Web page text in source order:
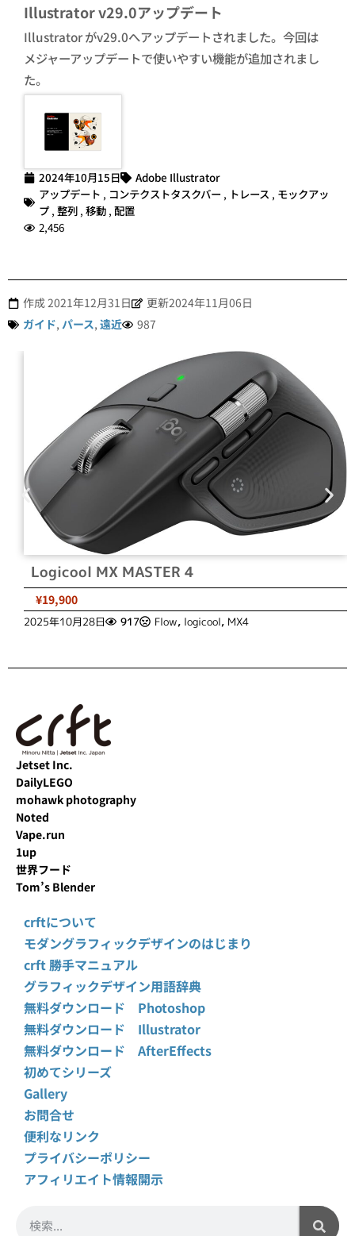
Illustrator v29.0アップデート
Illustrator がv29.0へアップデートされました。今回は
メジャーアップデートで使いやすい機能が追加されまし
た。
2024年10月15日
Adobe Illustrator
アップデート , コンテクストタスクバー , トレース , モックアッ
プ, 整列 , 移動 , 配置
2,456
作成2021年12月31日
更新2024年11月06日
ガイド, パース, 遠近 987
Logicool MX MASTER 4
¥19,900
2025年10月28日 917 Flow, logicool, MX4
Jetset Inc.
DailyLEGO
mohawk photography
Noted
Vape.run
1up
世界フード
Tom’s Blender
crftについて
モダングラフィックデザインのはじまり
crft 勝手マニュアル
グラフィックデザイン用語辞典
無料ダウンロード Photoshop
無料ダウンロード Illustrator
無料ダウンロード AfterEffects
初めてシリーズ
Gallery
お問合せ
便利なリンク
プライバシーポリシー
アフィリエイト情報開示